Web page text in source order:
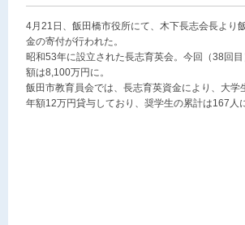
4月21日、飯田橋市役所にて、木下長志会長より
金の寄付が行われた。
昭和53年に設立された長志育英会。今回（38回
額は8,100万円に。
飯田市教育員会では、長志育英資金により、大
年額12万円貸与しており、奨学生の累計は167人